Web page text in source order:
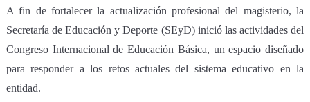
A fin de fortalecer la actualización profesional del magisterio, la
Secretaría de Educación y Deporte (SEyD) inició las actividades del
Congreso Internacional de Educación Básica, un espacio diseñado
para responder a los retos actuales del sistema educativo en la
entidad.